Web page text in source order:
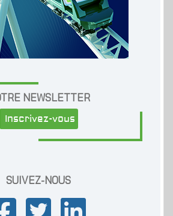
NEWSLETTER
Inscrivez-vous
SUIVEZ-NOUS